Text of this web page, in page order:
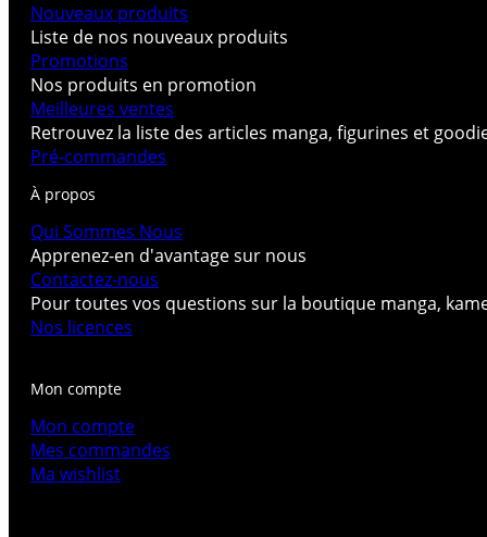
Nouveaux produits
Liste de nos nouveaux produits
Promotions
Nos produits en promotion
Meilleures ventes
Retrouvez la liste des articles manga, figurines et
Pré-commandes
À propos
Qui Sommes Nous
Apprenez-en d'avantage sur nous
Contactez-nous
Pour toutes vos questions sur la boutique manga,
Nos licences
Mon compte
Mon compte
Mes commandes
Ma wishlist